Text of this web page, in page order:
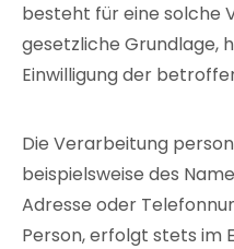
besteht für eine solche
gesetzliche Grundlage,
Einwilligung der
Die Verarbeitung
beispielsweise des
Adresse oder
Person, erfolgt stets im